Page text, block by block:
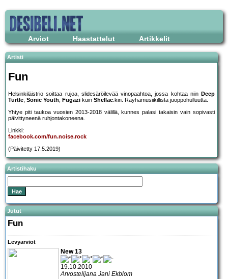
Arviot Haastattelut Artikkelit
Artisti
Fun
Helsinkiläistrio soittaa rujoa, slidesäröilevää vinopaahtoa, jossa kohtaa niin Deep
Turtle, Sonic Youth, Fugazi kuin Shellac:kin. Räyhämusiikillista juoppohulluutta.
Yhtye piti taukoa vuosien 2013-2018 välillä, kunnes palasi takaisin vain sopivasti
päivittyneenä ruhjontakoneena.
Linkki:
facebook.com/fun.noise.rock
(Päivitetty 17.5.2019)
Artistihaku
Jutut
Fun
Levyarviot
New 13
19.10.2010
Arvostelijana Jani Ekblom